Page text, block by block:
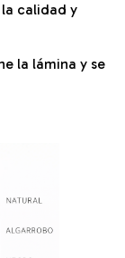
calidad y
la lámina y se